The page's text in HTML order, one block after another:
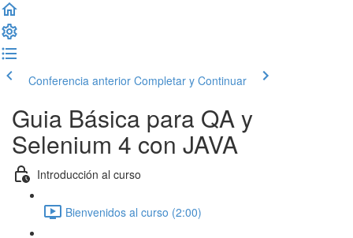
Conferencia anterior Completar y Continuar
Guia Básica para QA y
Selenium 4 con JAVA
Introducción al curso
Bienvenidos al curso (2:00)